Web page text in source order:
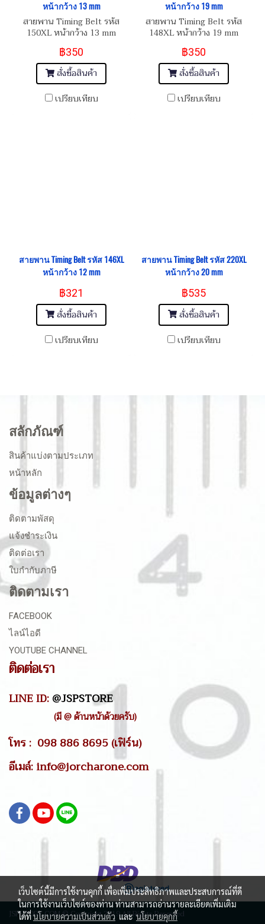
หน้ากว้าง 13 mm
สายพาน Timing Belt รหัส
150XL หน้ากว้าง 13 mm
฿350
สั่งซื้อสินค้า
เปรียบเทียบ
หน้ากว้าง 19 mm
สายพาน Timing Belt รหัส
148XL หน้ากว้าง 19 mm
฿350
สั่งซื้อสินค้า
เปรียบเทียบ
สายพาน Timing Belt รหัส 146XL
หน้ากว้าง 12 mm
฿321
สั่งซื้อสินค้า
เปรียบเทียบ
สายพาน Timing Belt รหัส 220XL
หน้ากว้าง 20 mm
฿535
สั่งซื้อสินค้า
เปรียบเทียบ
สลักภัณฑ์
สินค้าแบ่งตามประเภท
หน้าหลัก
ข้อมูลต่างๆ
ติดตามพัสดุ
แจ้งชำระเงิน
ติดต่อเรา
ใบกำกับภาษี
ติดตามเรา
FACEBOOK
ไลน์ไอดี
YOUTUBE CHANNEL
ติดต่อเรา
LINE ID:@JSPSTORE
(มี @ ด้านหน้าด้วยครับ)
โทร : 098 886 8695 (เฟิร์น)
อีเมล์: info@jorcharone.com
JSPSTORE.COM © Copyright 2019 All Rights Reserved
เว็บไซต์นี้มีการใช้งานคุกกี้ เพื่อเพิ่มประสิทธิภาพและประสบการณ์ที่ดี
ในการใช้งานเว็บไซต์ของท่าน ท่านสามารถอ่านรายละเอียดเพิ่มเติม
ได้ที่นโยบายความเป็นส่วนตัวและนโยบายคุกกี้